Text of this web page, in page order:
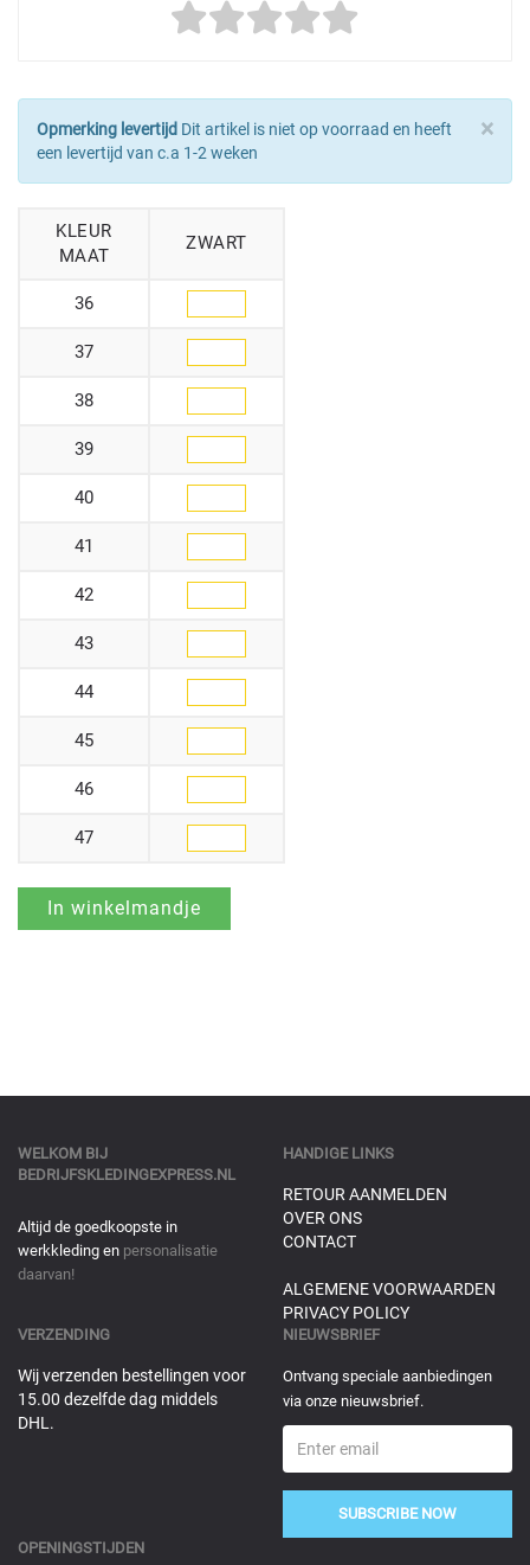
×
Opmerking levertijd Dit artikel is niet op voorraad en heeft
een levertijd van c.a 1-2 weken
KLEUR
MAAT
ZWART
36
37
38
39
40
41
42
43
44
45
46
47
WELKOM BIJ
BEDRIJFSKLEDINGEXPRESS.NL
Altijd de goedkoopste in
werkkleding en personalisatie
daarvan!
HANDIGE LINKS
RETOUR AANMELDEN
OVER ONS
CONTACT
ALGEMENE VOORWAARDEN
PRIVACY POLICY
VERZENDING
Wij verzenden bestellingen voor
15.00 dezelfde dag middels
DHL.
NIEUWSBRIEF
Ontvang speciale aanbiedingen
via onze nieuwsbrief.
SUBSCRIBE NOW
OPENINGSTIJDEN